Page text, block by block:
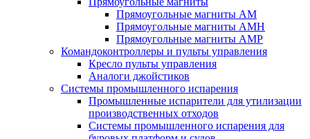
Прямоугольные магниты AM
Прямоугольные магниты AMH
Прямоугольные магниты AMP
Командоконтроллеры и пульты управления
Кресло пульты управления
Аналоги джойстиков
Системы промышленного испарения
Промышленные испарители для утилизации
производственных отходов
Системы промышленного испарения для